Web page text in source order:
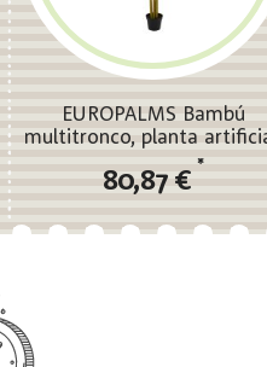
EUROPALMS Bambú
multitronco, planta
80,87 €
*